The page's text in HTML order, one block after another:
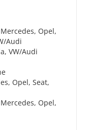
Opel,
Audi
VW/Audi
Opel, Seat,
Opel,